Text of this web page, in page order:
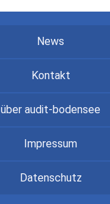
News
Kontakt
über audit-bodensee
Impressum
Datenschutz